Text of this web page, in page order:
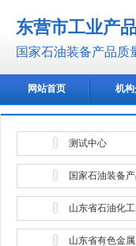
东营市工业产
国家石油装备产品质
网站首页 机
测试中心
国家石油装备
山东省石油化
山东省有色金